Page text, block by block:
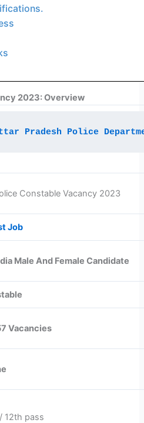
2023: Overview
Pradesh Police
Constable Vacancy 2023
Job
Male And Female Candidate
Vacancies
12th pass